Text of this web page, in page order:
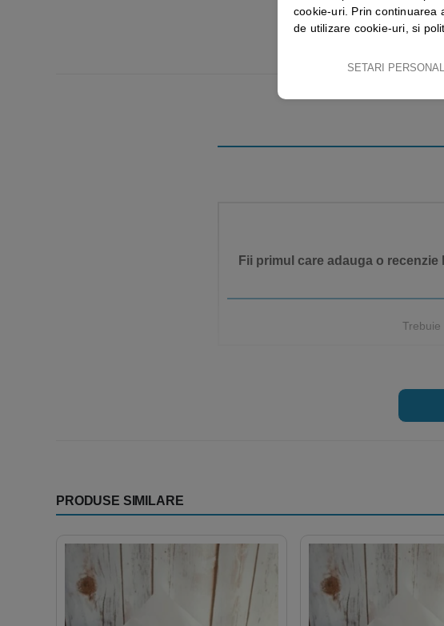
Fii primul care adauga o recenzie
Trebuie
PRODUSE SIMILARE
cookie-uri. Prin continuarea
de utilizare cookie-uri, si
SETARI